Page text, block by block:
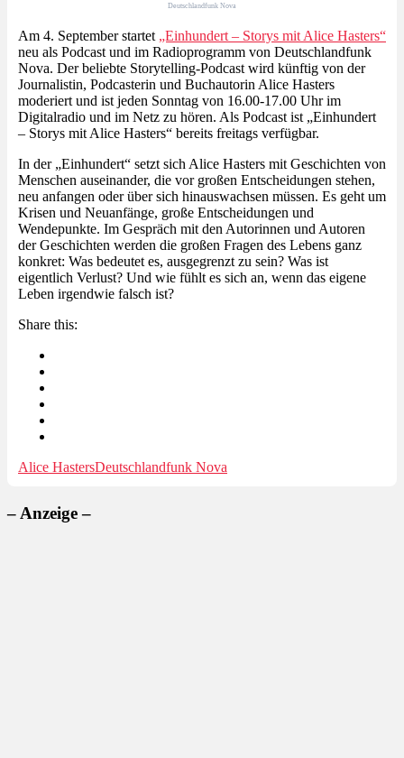
Deutschlandfunk Nova
Am 4. September startet „Einhundert – Storys mit Alice Hasters“
neu als Podcast und im Radioprogramm von Deutschlandfunk
Nova. Der beliebte Storytelling-Podcast wird künftig von der
Journalistin, Podcasterin und Buchautorin Alice Hasters
moderiert und ist jeden Sonntag von 16.00-17.00 Uhr im
Digitalradio und im Netz zu hören. Als Podcast ist „Einhundert
– Storys mit Alice Hasters“ bereits freitags verfügbar.
In der „Einhundert“ setzt sich Alice Hasters mit Geschichten von
Menschen auseinander, die vor großen Entscheidungen stehen,
neu anfangen oder über sich hinauswachsen müssen. Es geht um
Krisen und Neuanfänge, große Entscheidungen und
Wendepunkte. Im Gespräch mit den Autorinnen und Autoren
der Geschichten werden die großen Fragen des Lebens ganz
konkret: Was bedeutet es, ausgegrenzt zu sein? Was ist
eigentlich Verlust? Und wie fühlt es sich an, wenn das eigene
Leben irgendwie falsch ist?
Share this:
Alice HastersDeutschlandfunk Nova
– Anzeige –